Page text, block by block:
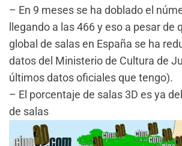
– En 9 meses se ha doblado el
llegando a las 466 y eso a pesar de
global de salas en España se ha
datos del Ministerio de Cultura de
últimos datos oficiales que tengo).
– El porcentaje de salas 3D es ya
de salas